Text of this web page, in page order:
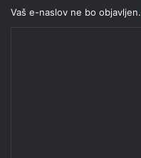
Vaš e-naslov ne bo objavljen.